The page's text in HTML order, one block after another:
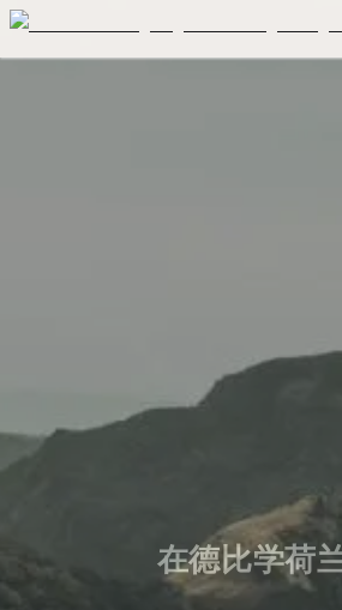
在德比学荷